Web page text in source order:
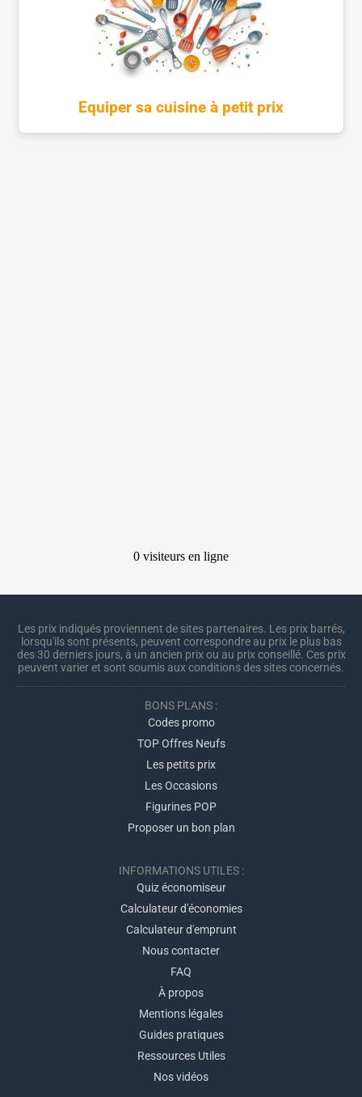
Equiper sa cuisine à petit prix
Les prix indiqués proviennent de sites partenaires. Les prix barrés,
lorsqu'ils sont présents, peuvent correspondre au prix le plus bas
des 30 derniers jours, à un ancien prix ou au prix conseillé. Ces prix
peuvent varier et sont soumis aux conditions des sites concernés.
BONS PLANS :
Codes promo
TOP Offres Neufs
Les petits prix
Les Occasions
Figurines POP
Proposer un bon plan
INFORMATIONS UTILES :
Quiz économiseur
Calculateur d'économies
Calculateur d'emprunt
Nous contacter
FAQ
À propos
Mentions légales
Guides pratiques
Ressources Utiles
Nos vidéos